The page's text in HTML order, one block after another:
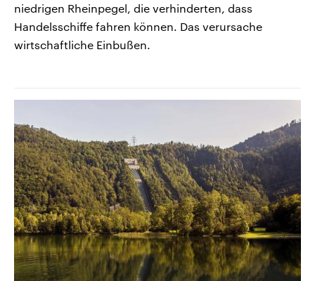
niedrigen Rheinpegel, die verhinderten, dass
Handelsschiffe fahren können. Das verursache
wirtschaftliche Einbußen.